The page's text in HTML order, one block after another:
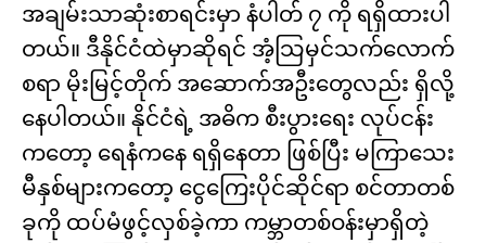
အချမ်းသာဆုံးစာရင်းမှာ နံပါတ် ၇ ကို ရရှိထားပါ
တယ်။ ဒီနိုင်ငံထဲမှာဆိုရင် အံ့သြမှင်သက်လောက်
စရာ မိုးမြင့်တိုက် အဆောက်အဦးတွေလည်း ရှိလို့
နေပါတယ်။ နိုင်ငံရဲ့ အဓိက စီးပွားရေး လုပ်ငန်း
ကတော့ ရေနံကနေ ရရှိနေတာ ဖြစ်ပြီး မကြာသေး
မီနှစ်များကတော့ ငွေကြေးပိုင်ဆိုင်ရာ စင်တာတစ်
ခုကို ထပ်မံဖွင့်လှစ်ခဲ့ကာ ကမ္ဘာတစ်ဝန်းမှာရှိတဲ့